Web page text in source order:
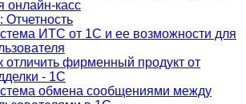
онлайн-касс
Отчетность
ИТС от 1С и ее возможности для
отличить фирменный продукт от
- 1С
обмена сообщениями между